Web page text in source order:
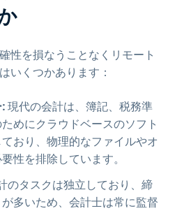
性を損なうことなくリモート
いくつかあります：
現代の会計は、簿記、税務準
めにクラウドベースのソフト
おり、物理的なファイルやオ
性を排除しています。
のタスクは独立しており、締
多いため、会計士は常に監督